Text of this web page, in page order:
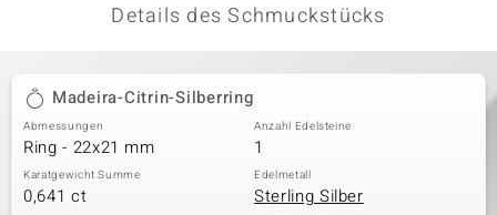
Classics
Details des Schmuckstücks
Madeira-Citrin-Silberring
Abmessungen
Ring - 22x21 mm
Anzahl Edelsteine
1
Karatgewicht Summe
0,641 ct
Edelmetall
Sterling Silber